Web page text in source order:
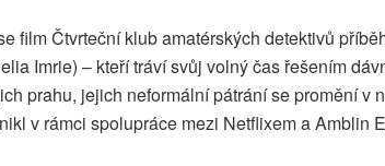
film Čtvrteční klub amatérských detektivů
Imrie) – kteří tráví svůj volný čas řešením
prahu, jejich neformální pátrání se promění v
v rámci spolupráce mezi Netflixem a Amblin